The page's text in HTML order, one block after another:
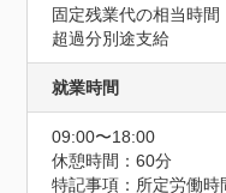
固定残業代の相当時間
超過分別途支給
就業時間
09:00〜18:00
休憩時間：60分
特記事項：所定労働時